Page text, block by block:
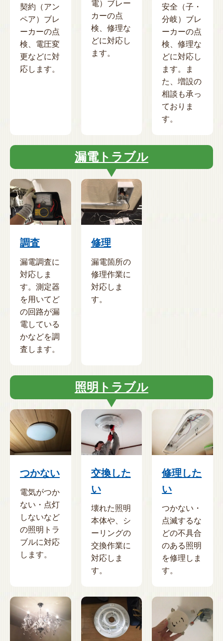
契約（アン
ペア）ブレ
ーカーの点
検、電圧変
更などに対
応します。
電）ブレー
カーの点
検、修理な
どに対応し
ます。
安全（子・
分岐）ブレ
ーカーの点
検、修理な
どに対応し
ます。ま
た、増設の
相談も承っ
ておりま
す。
漏電トラブル
調査
漏電調査に
対応しま
す。測定器
を用いてど
の回路が漏
電している
かなどを調
査します。
修理
漏電箇所の
修理作業に
対応しま
す。
照明トラブル
つかない
電気がつか
ない・点灯
しないなど
の照明トラ
ブルに対応
します。
交換した
い
壊れた照明
本体や、シ
ーリングの
交換作業に
対応しま
す。
修理した
い
つかない・
点滅するな
どの不具合
のある照明
を修理しま
す。